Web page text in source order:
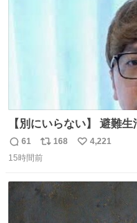
【別にいらない】 避難生活を余儀なくされている子どもた
ちのためにヒカキンボッ
ました
返
信
61
リ
ポ
ト
168
い
4,221
15時間前